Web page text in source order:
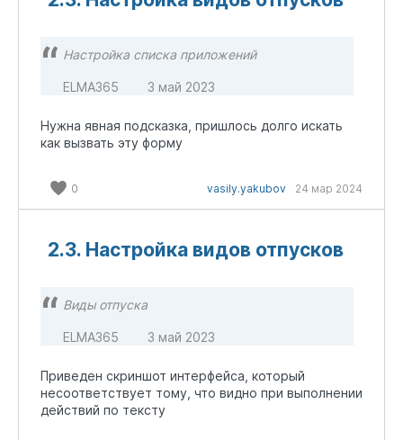
Настройка списка приложений
ELMA365 3 май 2023
Нужна явная подсказка, пришлось долго искать
как вызвать эту форму
0 vasily.yakubov 24 мар 2024
2.3. Настройка видов отпусков
Виды отпуска
ELMA365 3 май 2023
Приведен скриншот интерфейса, который
несоответствует тому, что видно при выполнении
действий по тексту